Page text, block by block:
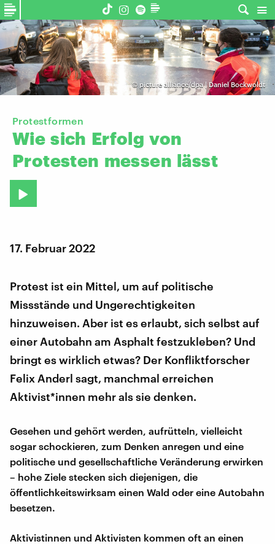
© picture alliance/dpa | Daniel Bockwoldt
Protestformen
Wie sich Erfolg von
Protesten messen lässt
17. Februar 2022
Protest ist ein Mittel, um auf politische
Missstände und Ungerechtigkeiten
hinzuweisen. Aber ist es erlaubt, sich selbst auf
einer Autobahn am Asphalt festzukleben? Und
bringt es wirklich etwas? Der Konfliktforscher
Felix Anderl sagt, manchmal erreichen
Aktivist*innen mehr als sie denken.
Gesehen und gehört werden, aufrütteln, vielleicht
sogar schockieren, zum Denken anregen und eine
politische und gesellschaftliche Veränderung erwirken
– hohe Ziele stecken sich diejenigen, die
öffentlichkeitswirksam einen Wald oder eine Autobahn
besetzen.
Aktivistinnen und Aktivisten kommen oft an einen